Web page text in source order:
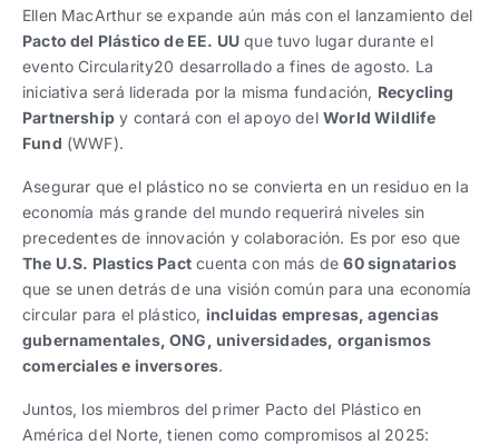
Español|English
Español|English
Ellen MacArthur se expande aún más con el lanzamiento del
Pacto del Plástico de EE. UU que tuvo lugar durante el
evento Circularity20 desarrollado a fines de agosto. La
iniciativa será liderada por la misma fundación, Recycling
Partnershipy contará con el apoyo delWorld Wildlife
Fund (WWF).
Asegurar que el plástico no se convierta en un residuo en la
economía más grande del mundo requerirá niveles sin
precedentes de innovación y colaboración. Es por eso que
The U.S. Plastics Pactcuenta con más de60 signatarios
que se unen detrás de una visión común para una economía
circular para el plástico, incluidas empresas, agencias
gubernamentales, ONG, universidades, organismos
comerciales e inversores.
Juntos, los miembros del primer Pacto del Plástico en
América del Norte, tienen como compromisos al 2025: